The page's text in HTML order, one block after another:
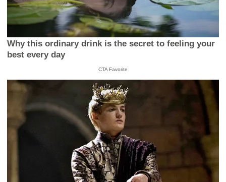
Why this ordinary drink is the secret to feeling your
best every day
CTA Favorite